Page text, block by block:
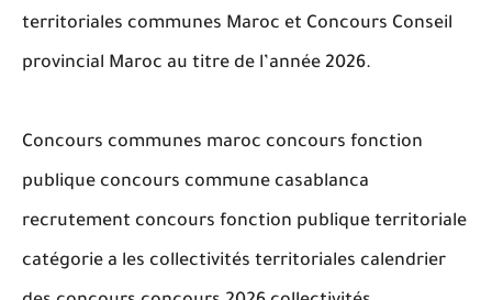
territoriales communes Maroc et Concours Conseil
provincial Maroc au titre de l’année 2026.
Concours communes maroc concours fonction
publique concours commune casablanca
recrutement concours fonction publique territoriale
catégorie a les collectivités territoriales calendrier